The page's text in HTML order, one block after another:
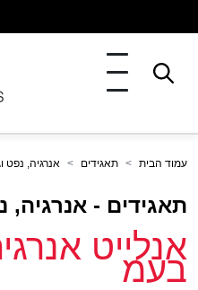
עמוד הבית תאגידים אנרגיה, נפט
תאגידים - אנרגיה,
אנלייט
בעמ